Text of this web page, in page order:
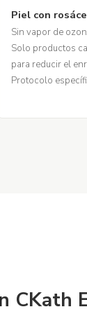
Piel con
Sin vapor de
Solo productos
para reducir el
Protocolo
CKath